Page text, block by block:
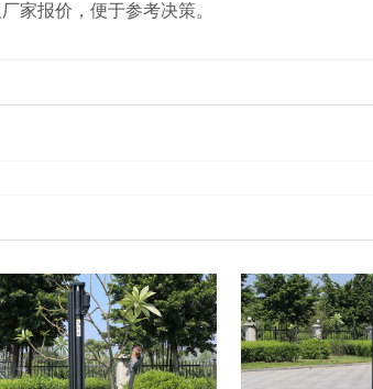
家报价，便于参考决策。